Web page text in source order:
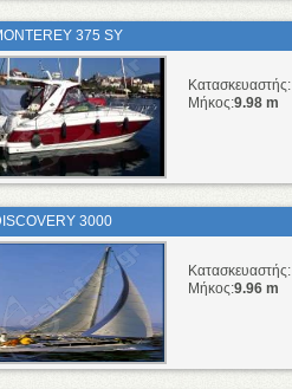
375 SY
Κατασκευαστής:
Μήκος:9.98 m
3000
Κατασκευαστής:
Μήκος:9.96 m